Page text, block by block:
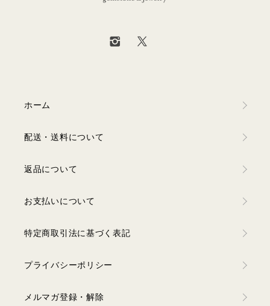
ホーム
配送・送料について
返品について
お支払いについて
特定商取引法に基づく表記
プライバシーポリシー
メルマガ登録・解除